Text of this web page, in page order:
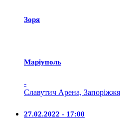
Зоря
Маріуполь
-
Славутич Арена, Запоріжжя
27.02.2022 - 17:00